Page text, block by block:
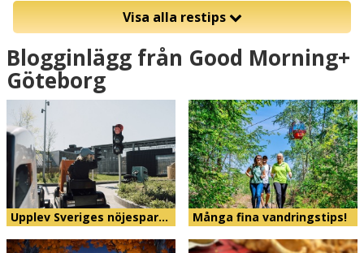
Visa alla restips
Blogginlägg från Good Morning+
Göteborg
Upplev Sveriges nöjespar… Många fina vandringstips!